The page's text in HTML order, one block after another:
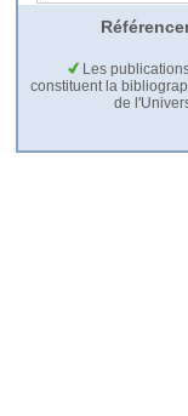
Les
constituent la
de